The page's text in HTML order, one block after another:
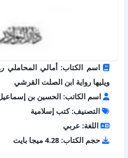
اسم الكتاب: أمالي المحاملي
ويليها رواية ابن الصلت القرشي
اسم الكاتب: الحسين بن
التصنيف: كتب إسلامية
اللغة: عربي
حجم الكتاب: 4.28 ميجا بايت